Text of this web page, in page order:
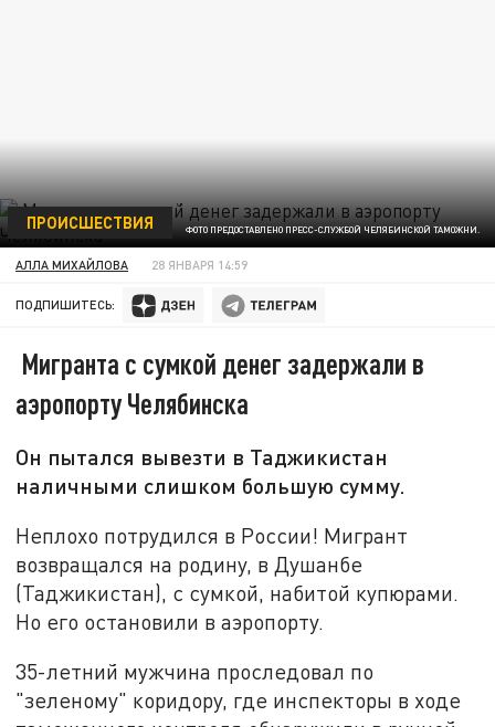
ФОТО ПРЕДОСТАВЛЕНО ПРЕСС-СЛУЖБОЙ ЧЕЛЯБИНСКОЙ ТАМОЖНИ.
ПРОИСШЕСТВИЯ
АЛЛА МИХАЙЛОВА 28 ЯНВАРЯ 14:59
ПОДПИШИТЕСЬ:
Мигранта с сумкой денег задержали в
аэропорту Челябинска
Он пытался вывезти в Таджикистан
наличными слишком большую сумму.
Неплохо потрудился в России! Мигрант
возвращался на родину, в Душанбе
(Таджикистан), с сумкой, набитой купюрами.
Но его остановили в аэропорту.
35-летний мужчина проследовал по
"зеленому" коридору, где инспекторы в ходе